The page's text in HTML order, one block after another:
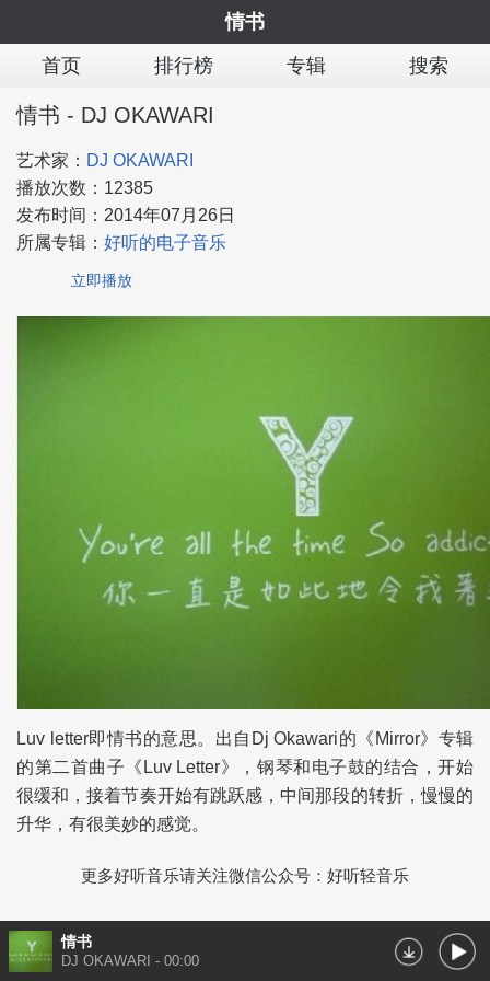
情书
首页
排行榜 专辑 搜索
情书 - DJ OKAWARI
艺术家： DJ OKAWARI
播放次数： 12385
发布时间： 2014年07月26日
所属专辑： 好听的电子音乐
立即播放
Luv letter即情书的意思。出自Dj Okawari的《Mirror》专辑
的第二首曲子《Luv Letter》，钢琴和电子鼓的结合，开始
很缓和，接着节奏开始有跳跃感，中间那段的转折，慢慢的
升华，有很美妙的感觉。
更多好听音乐请关注微信公众号：好听轻音乐
情书
DJ OKAWARI - 00:00